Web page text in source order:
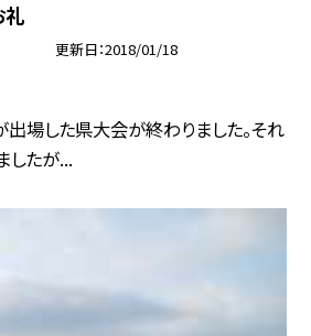
礼
更新日 2018/01/18
場した県大会が終わりました。それ
したが...